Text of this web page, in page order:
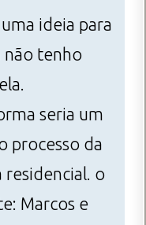
ideia para
não tenho
seria um
processo da
residencial. o
Marcos e